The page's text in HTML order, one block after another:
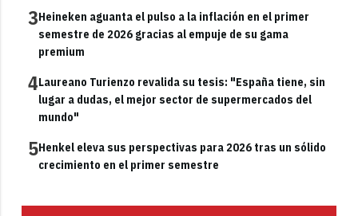
3Heineken aguanta el pulso a la inflación en el primer
semestre de 2026 gracias al empuje de su gama
premium
4Laureano Turienzo revalida su tesis: "España tiene, sin
lugar a dudas, el mejor sector de supermercados del
mundo"
5Henkel eleva sus perspectivas para 2026 tras un sólido
crecimiento en el primer semestre